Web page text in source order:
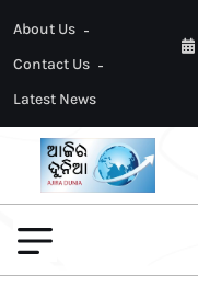
About Us
Contact Us
Latest News